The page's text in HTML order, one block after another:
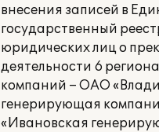
внесения записей в
государственный
юридических лиц о
деятельности 6
компаний – ОАО
генерирующая
«Ивановская